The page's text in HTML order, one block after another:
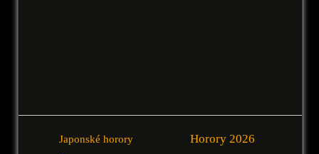
Japonské horory
Horory 2026